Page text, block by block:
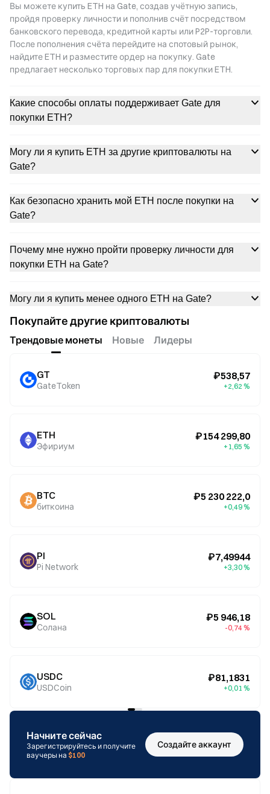
Вы можете купить ETH на Gate, создав учётную запись,
пройдя проверку личности и пополнив счёт посредством
банковского перевода, кредитной карты или P2P-торговли.
После пополнения счёта перейдите на спотовый рынок,
найдите ETH и разместите ордер на покупку. Gate
предлагает несколько торговых пар для покупки ETH.
Какие способы оплаты поддерживает Gate для
покупки ETH?
Могу ли я купить ETH за другие криптовалюты на
Gate?
Как безопасно хранить мой ETH после покупки на
Gate?
Почему мне нужно пройти проверку личности для
покупки ETH на Gate?
Могу ли я купить менее одного ETH на Gate?
Покупайте другие криптовалюты
Трендовые монеты Новые Лидеры
GT
GateToken
₽538,57
+2,62 %
ETH
Эфириум
₽154 299,80
+1,65 %
BTC
биткоина
₽5 230 222,0
+0,49 %
PI
Pi Network
₽7,49944
+3,30 %
SOL
Солана
₽5 946,18
-0,74 %
USDC
USDCoin
₽81,1831
+0,01 %
Начните сейчас
Зарегистрируйтесь и получите
ваучеры на $100
Создайте аккаунт